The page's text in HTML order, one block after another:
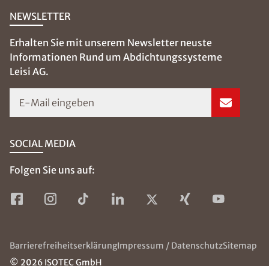
NEWSLETTER
Erhalten Sie mit unserem Newsletter neuste
Informationen Rund um Abdichtungssysteme
Leisi AG.
E-Mail eingeben
SOCIAL MEDIA
Folgen Sie uns auf:
BarrierefreiheitserklärungImpressum / DatenschutzSitemap
© 2026 ISOTEC GmbH